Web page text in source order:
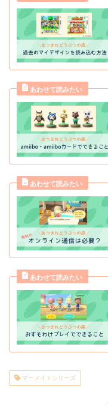
マーメイドシリーズ